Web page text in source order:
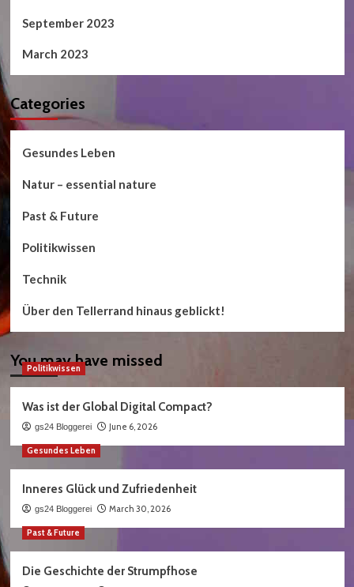
September 2023
March 2023
Categories
Gesundes Leben
Natur – essential nature
Past & Future
Politikwissen
Technik
Über den Tellerrand hinaus geblickt!
You may have missed
Politikwissen
Was ist der Global Digital Compact?
gs24 Bloggerei June 6, 2026
Gesundes Leben
Inneres Glück und Zufriedenheit
gs24 Bloggerei March 30, 2026
Past & Future
Die Geschichte der Strumpfhose